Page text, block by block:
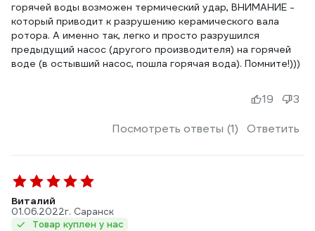
горячей воды возможен термический удар, ВНИМАНИЕ -
который приводит к разрушению керамического вала
ротора. А именно так, легко и просто разрушился
предыдущий насос (другого производителя) на горячей
воде (в остывший насос, пошла горячая вода). Помните!)))
Посмотреть ответы (1) Ответить
19 3
Виталий
01.06.2022г. Саранск
Товар куплен у нас